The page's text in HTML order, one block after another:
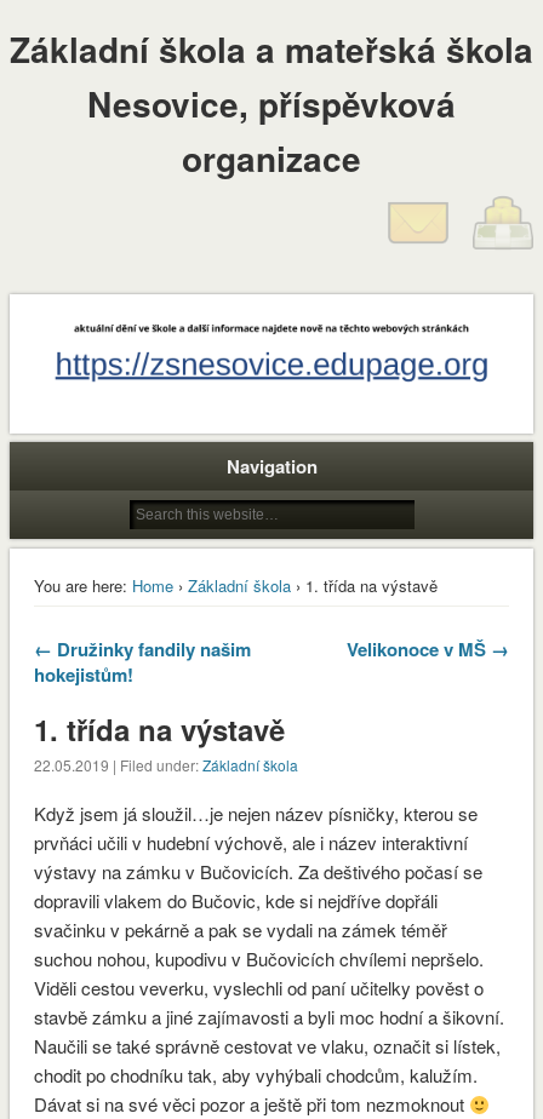
Základní škola a mateřská škola
Nesovice, příspěvková
organizace
envvyuctovani_osvedceni-1-1 Stáhnout
Navigation
You are here: Home› Základní škola› 1. třída na výstavě
← Družinky fandily našim
hokejistům!
Velikonoce v MŠ →
1. třída na výstavě
22.05.2019 | Filed under:Základní škola
Když jsem já sloužil…je nejen název písničky, kterou se
prvňáci učili v hudební výchově, ale i název interaktivní
výstavy na zámku v Bučovicích. Za deštivého počasí se
dopravili vlakem do Bučovic, kde si nejdříve dopřáli
svačinku v pekárně a pak se vydali na zámek téměř
suchou nohou, kupodivu v Bučovicích chvílemi nepršelo.
Viděli cestou veverku, vyslechli od paní učitelky pověst o
stavbě zámku a jiné zajímavosti a byli moc hodní a šikovní.
Naučili se také správně cestovat ve vlaku, označit si lístek,
chodit po chodníku tak, aby vyhýbali chodcům, kalužím.
Dávat si na své věci pozor a ještě při tom nezmoknout